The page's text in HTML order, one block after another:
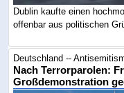
Dublin kaufte einen
offenbar aus politischen
Deutschland --
Nach Terrorparolen:
Großdemonstration